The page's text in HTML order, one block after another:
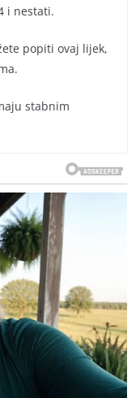
i nestati.
popiti ovaj lijek,
stabnim